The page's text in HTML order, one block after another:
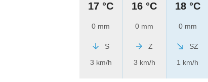
17 °C
0 mm
S
3 km/h
16 °C
0 mm
Z
3 km/h
18 °C
0 mm
SZ
1 km/h